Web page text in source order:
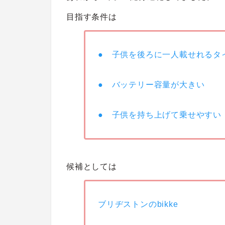
目指す条件は
● 子供を後ろに一人載せれるタ
● バッテリー容量が大きい
● 子供を持ち上げて乗せやすい
候補としては
ブリヂストンのbikke